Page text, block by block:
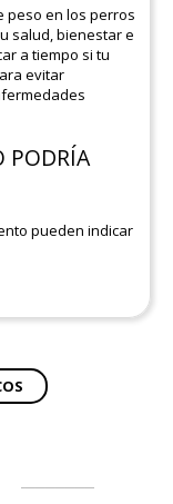
peso en los perros
salud, bienestar e
a tiempo si tu
evitar
PODRÍA
pueden indicar